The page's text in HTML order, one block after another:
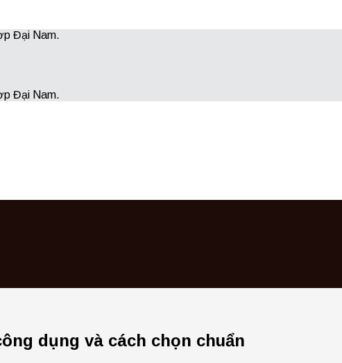
Đại Nam.
Đại Nam.
dụng và cách chọn chuẩn